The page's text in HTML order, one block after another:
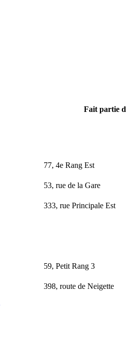
Fait partie
77, 4e Rang Est
53, rue de la Gare
333, rue Principale Est
59, Petit Rang 3
398, route de Neigette